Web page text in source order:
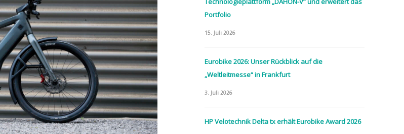
Portfolio
15. Juli 2026
Eurobike 2026: Unser Rückblick auf die
„Weltleitmesse“ in Frankfurt
3. Juli 2026
HP Velotechnik Delta tx erhält Eurobike Award 2026